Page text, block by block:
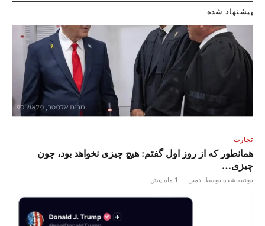
پیشنهاد شده
تجارت
همانطور که از روز اول گفتم: هیچ چیزی نخواهد بود، چون
چیزی…
نوشته شده توسط ادمین · 1 ماه پیش